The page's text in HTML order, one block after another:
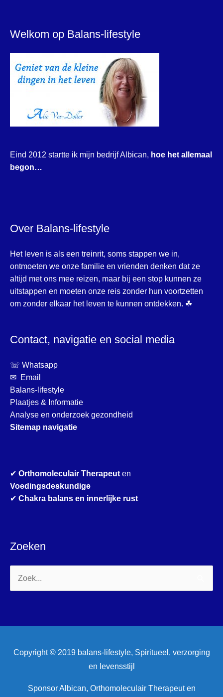
Welkom op Balans-lifestyle
Eind 2012 startte ik mijn bedrijf Albican, hoe het allemaal
begon…
Over Balans-lifestyle
Het leven is als een treinrit, soms stappen we in,
ontmoeten we onze familie en vrienden denken dat ze
altijd met ons mee reizen, maar bij een stop kunnen ze
uitstappen en moeten onze reis zonder hun voortzetten
om zonder elkaar het leven te kunnen ontdekken. ☘
Contact, navigatie en social media
☏ Whatsapp
✉ Email
Balans-lifestyle
Plaatjes & Informatie
Analyse en onderzoek gezondheid
Sitemap navigatie
✔ Orthomoleculair Therapeut en
Voedingsdeskundige
✔ Chakra balans en innerlijke rust
Zoeken
Zoek
naar:
Copyright © 2019 balans-lifestyle, Spiritueel, verzorging
en levensstijl
Sponsor Albican, Orthomoleculair Therapeut en